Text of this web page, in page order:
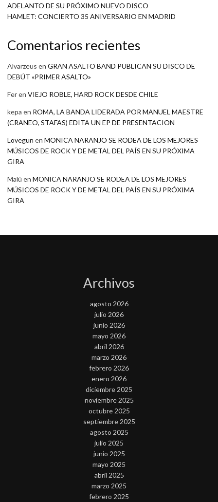
ADELANTO DE SU PRÓXIMO NUEVO DISCO
HAMLET: CONCIERTO 35 ANIVERSARIO EN MADRID
Comentarios recientes
Alvarzeus en GRAN ASALTO BAND PUBLICAN SU DISCO DE
DEBÚT «PRIMER ASALTO»
Feren VIEJO ROBLE, HARD ROCK DESDE CHILE
kepa en ROMA, LA BANDA LIDERADA POR MANUEL MAESTRE
(CRANEO, STAFAS) EDITA UN EP DE PRESENTACION
Lovegun en MONICA NARANJO SE RODEA DE LOS MEJORES
MÚSICOS DE ROCK Y DE METAL DEL PAÍS EN SU PRÓXIMA
GIRA
Malú en MONICA NARANJO SE RODEA DE LOS MEJORES
MÚSICOS DE ROCK Y DE METAL DEL PAÍS EN SU PRÓXIMA
GIRA
Archivos
agosto 2026
julio 2026
junio 2026
mayo 2026
abril 2026
marzo 2026
febrero 2026
enero 2026
diciembre 2025
noviembre 2025
octubre 2025
septiembre 2025
agosto 2025
julio 2025
junio 2025
mayo 2025
abril 2025
marzo 2025
febrero 2025